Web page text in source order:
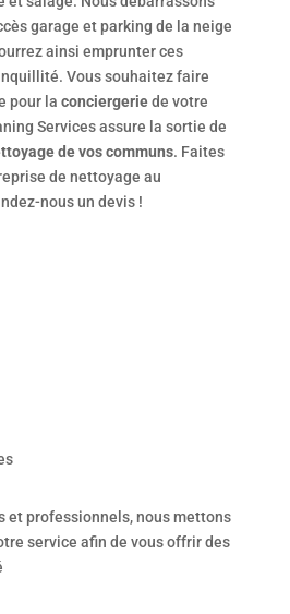
garage et parking de la neige
ainsi emprunter ces
Vous souhaitez faire
pour la conciergeriede votre
Services assure la sortie de
de vos communs. Faites
de nettoyage au
nous un devis !
et professionnels, nous mettons
service afin de vous offrir des